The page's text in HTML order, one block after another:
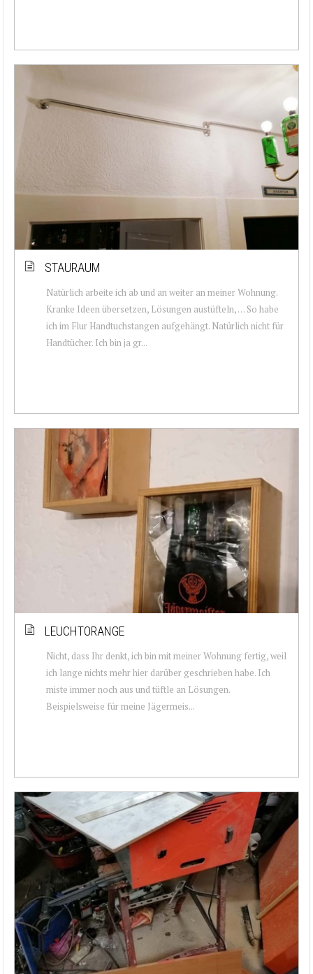
STAURAUM
Natürlich arbeite ich ab und an weiter an meiner Wohnung.
Kranke Ideen übersetzen, Lösungen austüfteln, … So habe
ich im Flur Handtuchstangen aufgehängt. Natürlich nicht für
Handtücher. Ich bin ja gr...
LEUCHTORANGE
Nicht, dass Ihr denkt, ich bin mit meiner Wohnung fertig, weil
ich lange nichts mehr hier darüber geschrieben habe. Ich
miste immer noch aus und tüftle an Lösungen.
Beispielsweise für meine Jägermeis...